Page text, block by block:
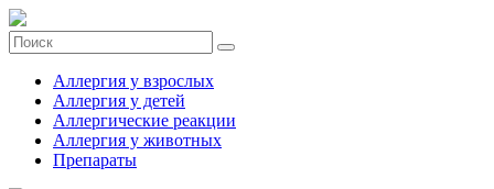
Аллергия у взрослых
Аллергия у детей
Аллергические реакции
Аллергия у животных
Препараты